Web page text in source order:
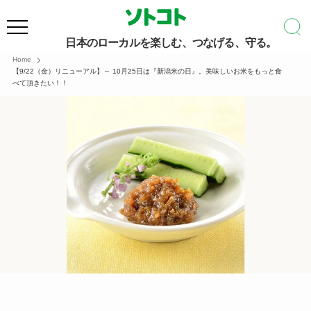
日本のローカルを楽しむ、つなげる、守る。
Home
【9/22（金）リニューアル】～ 10月25日は『新潟米の日』。美味しいお米をもっと食
べて頂きたい！！